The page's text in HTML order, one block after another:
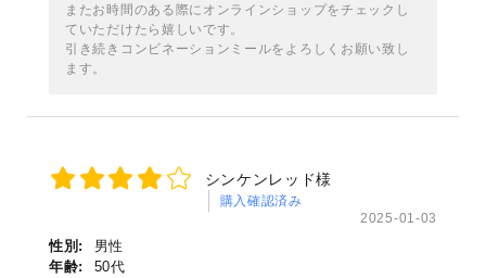
またお時間のある際にオンラインショップをチェックし
ていただけたら嬉しいです。
引き続きコンビネーションミールをよろしくお願い致し
ます。
シンケンレッド様
購入確認済み
2025-01-03
性別:
男性
年齢:
50代